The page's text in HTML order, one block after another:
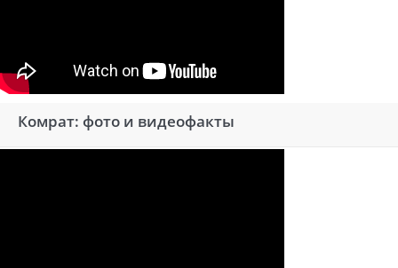
Комрат: фото и видеофакты